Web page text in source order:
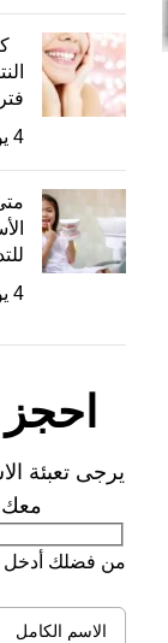
4 يونيو، 2026
4 يونيو، 2026
يرجى تعبئة
من فضلك أدخل